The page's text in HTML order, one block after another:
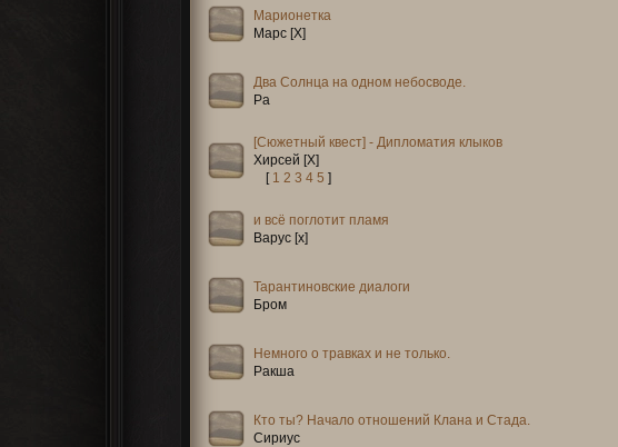
Марионетка
Марс [X]
Два Солнца на одном небосводе.
Ра
[Сюжетный квест] - Дипломатия клыков
Хирсей [X]
[ 1 2 3 4 5 ]
и всё поглотит пламя
Варус [x]
Тарантиновские диалоги
Бром
Немного о травках и не только.
Ракша
Кто ты? Начало отношений Клана и Стада.
Сириус